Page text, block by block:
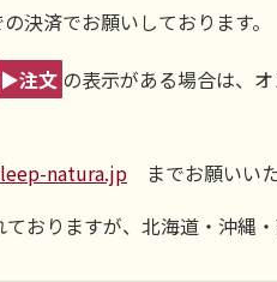
決済でお願いしております。
▶注文 の表示がある場合は、
natura.jp までお願いいた
おりますが、北海道・沖縄